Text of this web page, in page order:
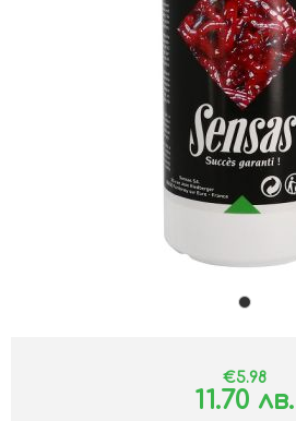
€5.98
11.70 лв.